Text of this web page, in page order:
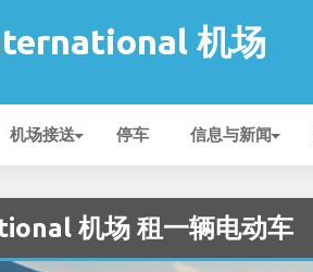
机场
机场接送 停车 信息与新闻
机场 租一辆电动车